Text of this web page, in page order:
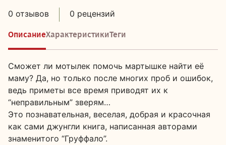
0 отзывов 0 рецензий
ОписаниеХарактеристикиТеги
Сможет ли мотылек помочь мартышке найти её
маму? Да, но только после многих проб и ошибок,
ведь приметы все время приводят их к
“неправильным” зверям…
Это познавательная, веселая, добрая и красочная
как сами джунгли книга, написанная авторами
знаменитого “Груффало”.